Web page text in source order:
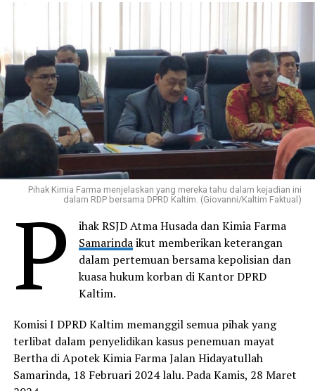
Pihak Kimia Farma menjelaskan yang mereka tahu dalam kejadian ini
dalam RDP bersama DPRD Kaltim. (Giovanni/Kaltim Faktual)
P
ihak RSJD Atma Husada dan Kimia Farma
Samarindaikut memberikan keterangan
dalam pertemuan bersama kepolisian dan
kuasa hukum korban di Kantor DPRD
Kaltim.
Komisi I DPRD Kaltim memanggil semua pihak yang
terlibat dalam penyelidikan kasus penemuan mayat
Bertha di Apotek Kimia Farma Jalan Hidayatullah
Samarinda, 18 Februari 2024 lalu. Pada Kamis, 28 Maret